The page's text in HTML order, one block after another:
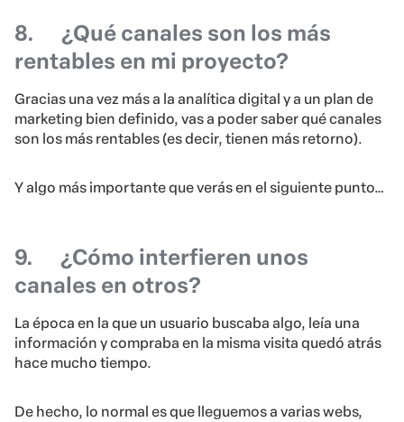
8.
¿Qué canales son los más
rentables en mi proyecto?
Gracias una vez más a la analítica digital y a un plan de
marketing bien definido, vas a poder saber qué canales
son los más rentables (es decir, tienen más retorno).
Y algo más importante que verás en el siguiente punto…
9.
¿Cómo interfieren unos
canales en otros?
La época en la que un usuario buscaba algo, leía una
información y compraba en la misma visita quedó atrás
hace mucho tiempo.
De hecho, lo normal es que lleguemos a varias webs,